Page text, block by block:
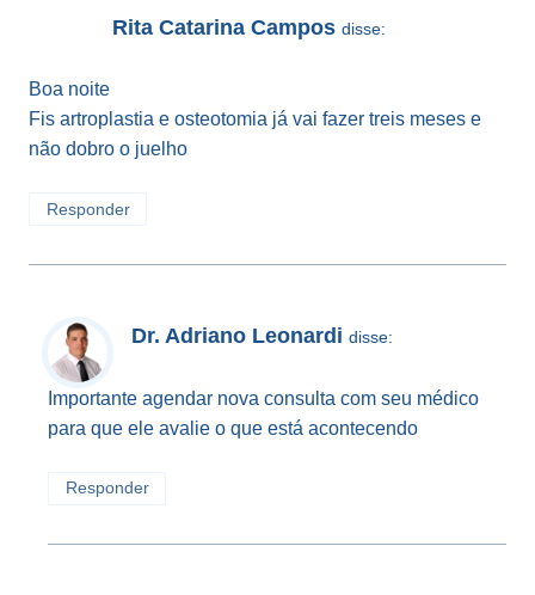
Rita Catarina Campos disse:
Boa noite
Fis artroplastia e osteotomia já vai fazer treis meses e
não dobro o juelho
Responder
Dr. Adriano Leonardi disse:
Importante agendar nova consulta com seu médico
para que ele avalie o que está acontecendo
Responder